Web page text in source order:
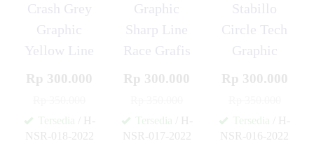
Crash Grey
Graphic
Yellow Line
Rp 300.000
Tersedia / H-
NSR-018-2022
Graphic
Sharp Line
Race Grafis
Rp 300.000
Tersedia / H-
NSR-017-2022
Stabillo
Circle Tech
Graphic
Rp 300.000
Tersedia / H-
NSR-016-2022